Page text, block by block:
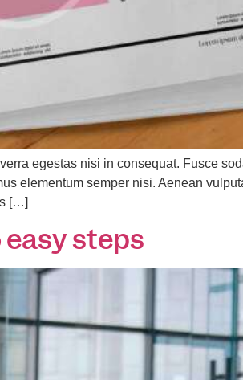
egestas nisi in consequat. Fusce
elementum semper nisi. Aenean
[…]
easy steps